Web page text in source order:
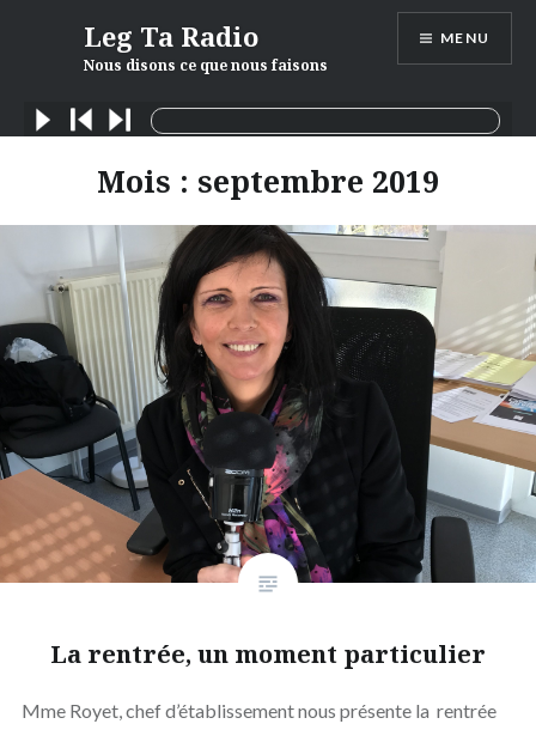
Leg Ta Radio
Nous disons ce que nous faisons
MENU
Mois : septembre 2019
La rentrée, un moment particulier
Mme Royet, chef d’établissement nous présente la rentrée